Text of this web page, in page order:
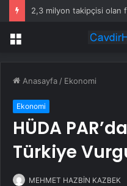
Menü
Anasayfa / Ekonomi
Ekonomi
HÜDA
Türkiye
MEHMET HAZBİN KAZBEK